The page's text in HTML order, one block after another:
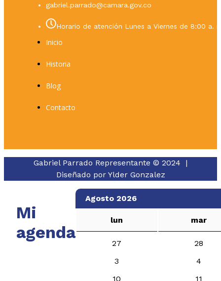
gabriel.parrado@camara.gov.co
Horario de atención Lunes a Viernes de 8:00 a.
Inicio
Historia
Blog
Contacto
Gabriel Parrado Representante © 2024 |
Diseñado por Ylder Gonzalez
Mi
agenda
Agosto 2026
lun mar
27
28
3
4
10
11